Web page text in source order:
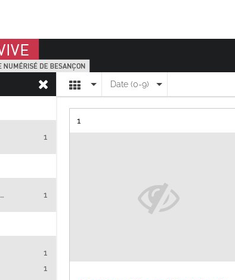
de Besançon
: Multimédias
1
: Organisme
1
: Période
1
1
AffichageDate (0-9)
Résultat n°
1